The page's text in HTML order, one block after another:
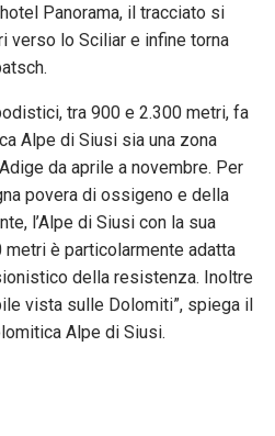
Panorama, il tracciato si
verso lo Sciliar e infine torna
tra 900 e 2.300 metri, fa
Alpe di Siusi sia una zona
da aprile a novembre. Per
povera di ossigeno e della
l’Alpe di Siusi con la sua
è particolarmente adatta
della resistenza. Inoltre
vista sulle Dolomiti”, spiega il
Alpe di Siusi.